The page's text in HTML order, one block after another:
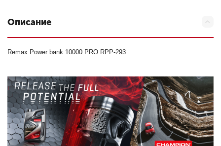
Описание
Remax Power bank 10000 PRO RPP-293